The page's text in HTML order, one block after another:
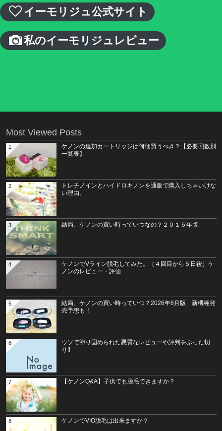
イーモリジュ公式サイト
私のイーモリジュレビュー
Most Viewed Posts
ケノンの追加カートリッジは何個買うべき？【必要回数別
一覧表】
1
トレチノインとハイドロキノンを通販で購入しちゃいけな
い理由。
2
結局、ケノンの買い時っていつなの？２０１５年版
3
ケノンでVライン脱毛してみた。（４回目から５日後）ケ
ノンのレビュー・評価
4
結局、ケノンの買い時っていつ？2026年8月版 新機種発
売予想も！
5
ウソで塗り固められた悪質なレビューや評判をぶった切
り!!
6
【ケノンQ&A】子供でも脱毛できますか？
7
ケノンでVIO脱毛は出来ますか？
8